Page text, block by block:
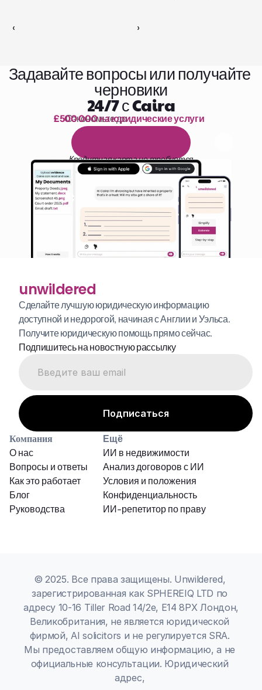
‹ ›
Задавайте вопросы или получайте
черновики
24/7 с Caira
1 000 часов чтения
Сэкономьте до
£500 000 на юридические услуги
ы е
Кредитная карта не требуется
unwildered
Сделайте лучшую юридическую информацию
доступной и недорогой, начиная с Англии и Уэльса.
Получите юридическую помощь прямо сейчас.
Подпишитесь на новостную рассылку
Компания
О нас
Вопросы и ответы
Как это работает
Блог
Руководства
Ещё
Условия и положения
Анализ договоров с ИИ
ИИ-репетитор по праву
Конфиденциальность
ИИ в недвижимости
© 2025. Все права защищены. Unwildered,
зарегистрированная как SPHEREIQ LTD по
адресу 10-16 Tiller Road 14/2e, E14 8PX Лондон,
Великобритания, не является юридической
фирмой, AI solicitors и не регулируется SRA.
Мы предоставляем общую информацию, а не
официальные консультации. Юридический
адрес,